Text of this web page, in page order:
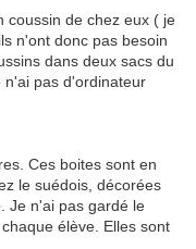
coussin de chez eux ( je
n'ont donc pas besoin
dans deux sacs du
n'ai pas d'ordinateur
Ces boites sont en
le suédois, décorées
Je n'ai pas gardé le
élève. Elles sont